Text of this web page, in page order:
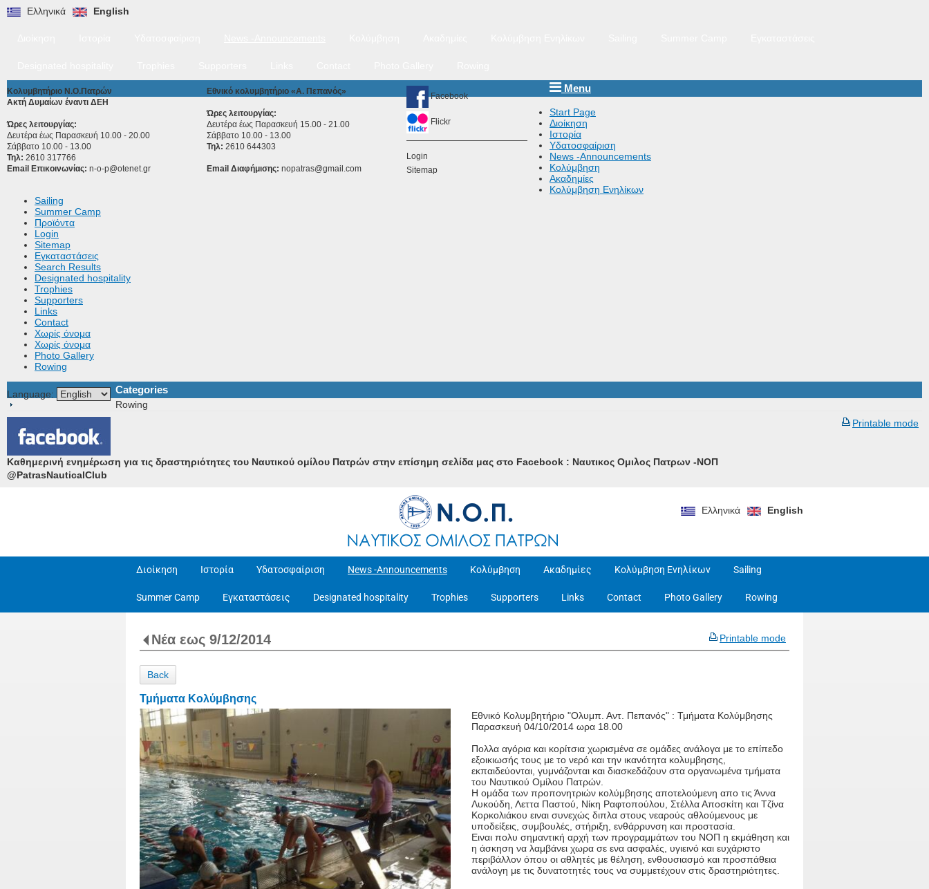
Ελληνικά English
Κολυμβητήριο Ν.Ο.Πατρών
Ακτή Δυμαίων έναντι ΔΕΗ
Ώρες λειτουργίας:
Δευτέρα έως Παρασκευή 10.00 - 20.00
Σάββατο 10.00 - 13.00
Τηλ: 2610 317766
Email Επικοινωνίας: n-o-p@otenet.gr
Εθνικό κολυμβητήριο «Α. Πεπανός»
Ώρες λειτουργίας:
Δευτέρα έως Παρασκευή 15.00 - 21.00
Σάββατο 10.00 - 13.00
Τηλ: 2610 644303
Email Διαφήμισης: nopatras@gmail.com
Facebook
Flickr
Login
Sitemap
Menu
Start Page
Διοίκηση
Ιστορία
Υδατοσφαίριση
News -Announcements
Κολύμβηση
Ακαδημίες
Κολύμβηση Ενηλίκων
Sailing
Summer Camp
Προϊόντα
Login
Sitemap
Εγκαταστάσεις
Search Results
Designated hospitality
Trophies
Supporters
Links
Contact
Χωρίς όνομα
Χωρίς όνομα
Photo Gallery
Rowing
Language: Categories
Rowing
Καθημερινή ενημέρωση για τις δραστηριότητες του Ναυτικού ομίλου Πατρών στην επίσημη σελίδα μας στο Facebook : Ναυτικος Ομιλος Πατρων -ΝΟΠ
@PatrasNauticalClub
Printable mode
Ελληνικά English
Διοίκηση Ιστορία Υδατοσφαίριση News -Announcements Κολύμβηση Ακαδημίες Κολύμβηση Ενηλίκων Sailing
Summer Camp Εγκαταστάσεις Designated hospitality Trophies Supporters Links Contact Photo Gallery Rowing
Printable mode
Νέα εως 9/12/2014
Back
Τμήματα Κολύμβησης
Εθνικό Κολυμβητήριο "Ολυμπ. Αντ. Πεπανός" : Τμήματα Κολύμβησης
Παρασκευή 04/10/2014 ωρα 18.00
Πολλα αγόρια και κορίτσια χωρισμένα σε ομάδες ανάλογα με το επίπεδο
εξοικιωσής τους με το νερό και την ικανότητα κολυμβησης,
εκπαιδεύονται, γυμνάζονται και διασκεδάζουν στα οργανωμένα τμήματα
του Ναυτικού Ομίλου Πατρών.
Η ομάδα των προπονητριών κολύμβησης αποτελούμενη απο τις Άννα
Λυκούδη, Λεττα Παστού, Νίκη Ραφτοπούλου, Στέλλα Αποσκίτη και Τζίνα
Κορκολιάκου ειναι συνεχώς διπλα στους νεαρούς αθλούμενους με
υποδείξεις, συμβουλές, στήριξη, ενθάρρυνση και προστασία.
Ειναι πολυ σημαντική αρχή των προγραμμάτων του ΝΟΠ η εκμάθηση και
η άσκηση να λαμβάνει χωρα σε ενα ασφαλές, υγιεινό και ευχάριστο
περιβάλλον όπου οι αθλητές με θέληση, ενθουσιασμό και προσπάθεια
ανάλογη με τις δυνατοτητές τους να συμμετέχουν στις δραστηριότητες.